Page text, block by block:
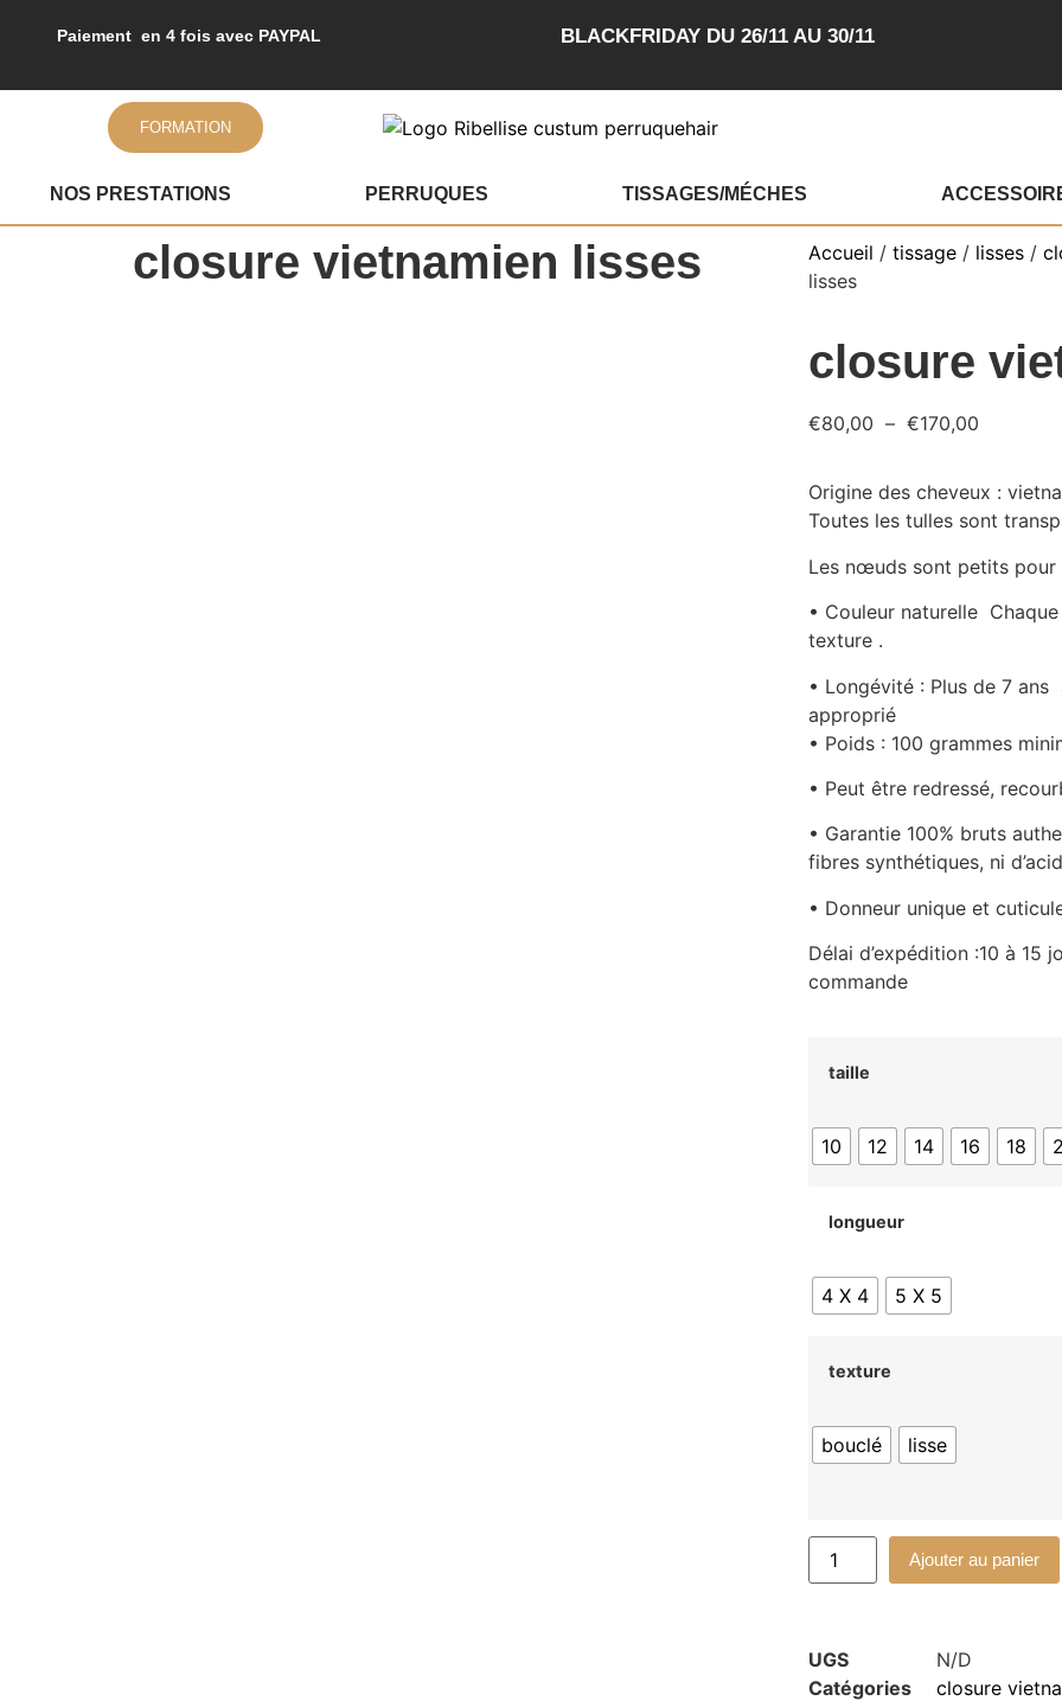
Paiement en 4 fois avec PAYPAL BLACKFRIDAY DU 26/11 AU 30/11
FORMATION
NOS PRESTATIONS PERRUQUES TISSAGES/MÉCHES
closure vietnamien lisses Accueil / tissage / lisses /
lisses
closure
€80,00 – €170,00
Origine des cheveux :
Toutes les tulles sont
Les nœuds sont petits pour
• Couleur naturelle
texture .
• Longévité : Plus de 7
approprié
• Poids : 100 grammes
• Peut être redressé,
• Garantie 100% bruts
fibres synthétiques, ni
• Donneur unique et
Délai d’expédition :10 à 15
commande
taille
10 12 14 16 18
longueur
4 X 4 5 X 5
texture
bouclé lisse
Ajouter au panier
UGS
N/D
Catégories
closure